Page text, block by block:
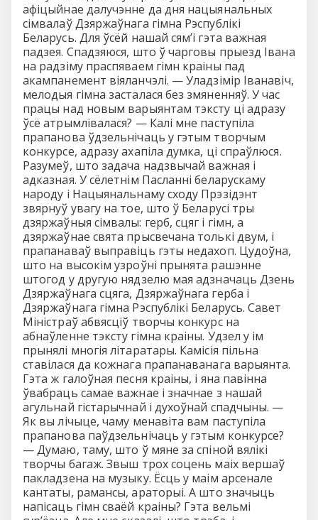
афiцыйнае далучэнне да дня нацыянальных
сiмвалаў Дзяржаўнага гiмна Рэспублiкi
Беларусь. Для ўсёй нашай сям’i гэта важная
падзея. Спадзяюся, што ў чарговы прыезд Iвана
на радзiму праспяваем гiмн краiны пад
акампанемент вiяланчэлi. — Уладзiмiр Iванавiч,
мелодыя гiмна засталася без змяненняў. У час
працы над новым варыянтам тэксту цi адразу
ўсё атрымлiвалася? — Калi мне паступiла
прапанова ўдзельнiчаць у гэтым творчым
конкурсе, адразу ахапiла думка, цi спраўлюся.
Разумеў, што задача надзвычай важная i
адказная. У сёлетнiм Пасланнi беларускаму
народу i Нацыянальнаму сходу Прэзiдэнт
звярнуў увагу на тое, што ў Беларусi тры
дзяржаўныя сiмвалы: герб, сцяг i гiмн, а
дзяржаўнае свята прысвечана толькi двум, i
прапанаваў выправiць гэты недахоп. Цудоўна,
што на высокiм узроўнi прынята рашэнне
штогод у другую нядзелю мая адзначаць Дзень
Дзяржаўнага сцяга, Дзяржаўнага герба i
Дзяржаўнага гiмна Рэспублiкi Беларусь. Савет
Мiнiстраў абвясцiў творчы конкурс на
абнаўленне тэксту гiмна краiны. Удзел у iм
прынялi многiя лiтаратары. Камiсiя пiльна
ставiлася да кожнага прапанаванага варыянта.
Гэта ж галоўная песня краiны, i яна павiнна
ўвабраць самае важнае i значнае з нашай
агульнай гiстарычнай i духоўнай спадчыны. —
Як вы лiчыце, чаму менавiта вам паступiла
прапанова паўдзельнiчаць у гэтым конкурсе?
— Думаю, таму, што ў мяне за спiной вялiкi
творчы багаж. Звыш трох соцень маiх вершаў
пакладзена на музыку. Ёсць у маiм арсенале
кантаты, рамансы, араторыi. А што значыць
напiсаць гiмн сваёй краiны? Гэта вельмi